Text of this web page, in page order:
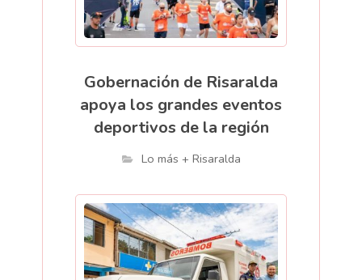
Gobernación de Risaralda
apoya los grandes eventos
deportivos de la región
Lo más + Risaralda